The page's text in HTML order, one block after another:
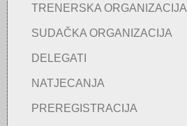
TRENERSKA ORGANIZACIJA
SUDAČKA ORGANIZACIJA
DELEGATI
NATJECANJA
PREREGISTRACIJA